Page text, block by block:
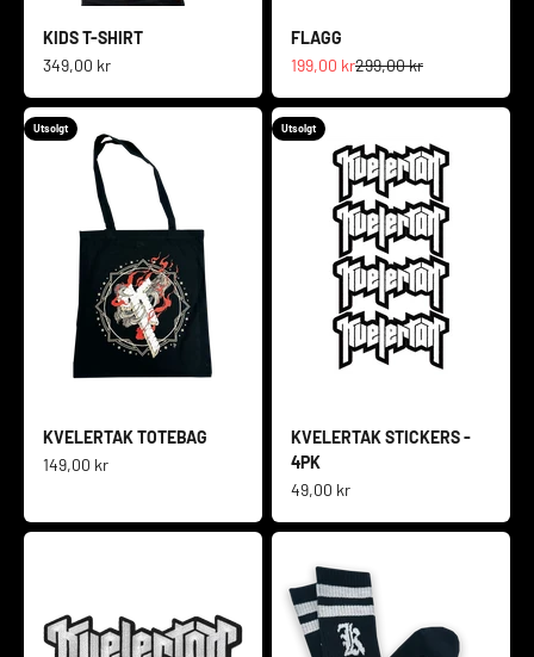
KIDS T-SHIRT
Salgspris
349,00 kr
FLAGG
Salgspris
199,00 krNormalpris
299,00 kr
Utsolgt
KVELERTAK TOTEBAG
Salgspris
149,00 kr
Utsolgt
KVELERTAK STICKERS -
4PK
Salgspris
49,00 kr